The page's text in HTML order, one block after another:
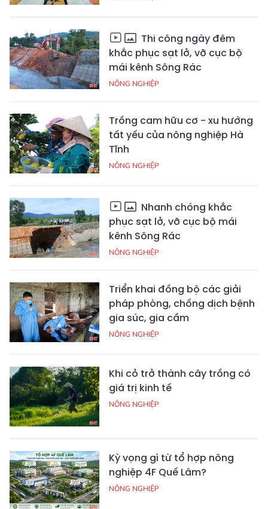
Thi công ngày đêm
khắc phục sạt lở, vỡ cục bộ
mái kênh Sông Rác
NÔNG NGHIỆP
Trồng cam hữu cơ - xu hướng
tất yếu của nông nghiệp Hà
Tĩnh
NÔNG NGHIỆP
Nhanh chóng khắc
phục sạt lở, vỡ cục bộ mái
kênh Sông Rác
NÔNG NGHIỆP
Triển khai đồng bộ các giải
pháp phòng, chống dịch bệnh
gia súc, gia cầm
NÔNG NGHIỆP
Khi cỏ trở thành cây trồng có
giá trị kinh tế
NÔNG NGHIỆP
Kỳ vọng gì từ tổ hợp nông
nghiệp 4F Quế Lâm?
NÔNG NGHIỆP